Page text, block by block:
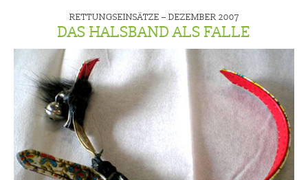
RETTUNGSEINSÄTZE – DEZEMBER 2007
DAS HALSBAND ALS FALLE